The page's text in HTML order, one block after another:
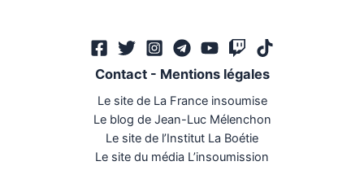
Contact- Mentions légales
Le site de La France insoumise
Le blog de Jean-Luc Mélenchon
Le site de l’Institut La Boétie
Le site du média L’insoumission